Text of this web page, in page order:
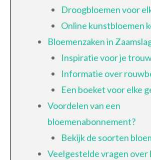
Droogbloemen voor
Online kunstbloemen
Bloemenzaken in
Inspiratie voor je
Informatie over
Een boeket voor elke
Voordelen van een
bloemenabonnement?
Bekijk de soorten
Veelgestelde vragen over